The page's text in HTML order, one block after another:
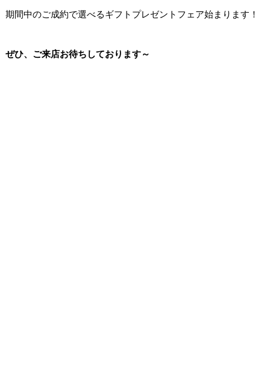
期間中のご成約で選べるギフトプレゼントフェア始まります！
ぜひ、ご来店お待ちしております～